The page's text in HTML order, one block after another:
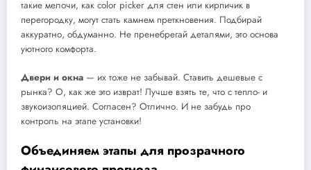
такие мелочи, как color picker для стен или кирпичик в
перегородку, могут стать камнем преткновения. Подбирай
аккуратно, обдуманно. Не пренебрегай деталями, это основа
уютного комфорта.
Двери и окна — их тоже не забывай. Ставить дешевые с
рынка? О, как же это изврат! Лучше взять те, что с тепло- и
звукоизоляцией. Согласен? Отлично. И не забудь про
контроль на этапе установки!
Объединяем этапы для прозрачного